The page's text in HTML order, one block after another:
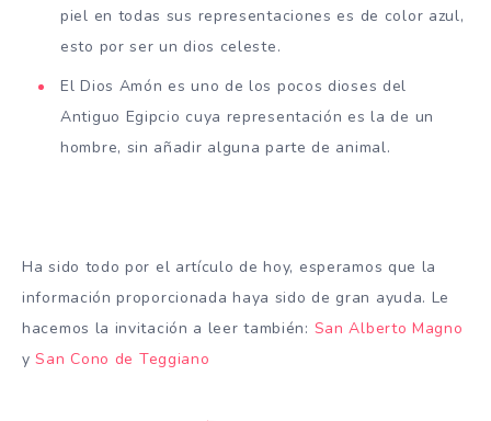
piel en todas sus representaciones es de color azul,
esto por ser un dios celeste.
El Dios Amón es uno de los pocos dioses del
Antiguo Egipcio cuya representación es la de un
hombre, sin añadir alguna parte de animal.
Ha sido todo por el artículo de hoy, esperamos que la
información proporcionada haya sido de gran ayuda. Le
hacemos la invitación a leer también: San Alberto Magno
ySan Cono de Teggiano